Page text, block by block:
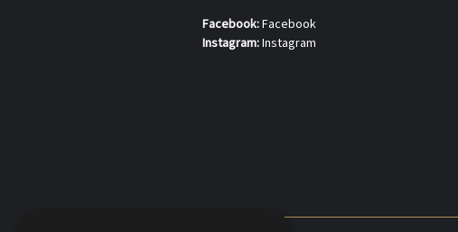
Facebook:Facebook
Instagram:Instagram